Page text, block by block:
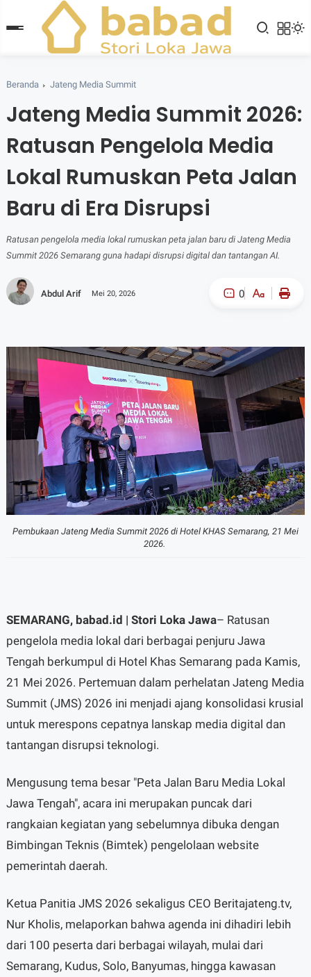
Beranda Jateng Media Summit
Jateng Media Summit 2026:
Ratusan Pengelola Media
Lokal Rumuskan Peta Jalan
Baru di Era Disrupsi
Ratusan pengelola media lokal rumuskan peta jalan baru di Jateng Media
Summit 2026 Semarang guna hadapi disrupsi digital dan tantangan AI.
Abdul Arif Mei 20, 2026 0
A- A+
Pembukaan Jateng Media Summit 2026 di Hotel KHAS Semarang, 21 Mei
2026.
SEMARANG, babad.id | Stori Loka Jawa– Ratusan
pengelola media lokal dari berbagai penjuru Jawa
Tengah berkumpul di Hotel Khas Semarang pada Kamis,
21 Mei 2026. Pertemuan dalam perhelatan Jateng Media
Summit (JMS) 2026 ini menjadi ajang konsolidasi krusial
untuk merespons cepatnya lanskap media digital dan
tantangan disrupsi teknologi.
Mengusung tema besar "Peta Jalan Baru Media Lokal
Jawa Tengah", acara ini merupakan puncak dari
rangkaian kegiatan yang sebelumnya dibuka dengan
Bimbingan Teknis (Bimtek) pengelolaan website
pemerintah daerah.
Ketua Panitia JMS 2026 sekaligus CEO Beritajateng.tv,
Nur Kholis, melaporkan bahwa agenda ini dihadiri lebih
dari 100 peserta dari berbagai wilayah, mulai dari
Semarang, Kudus, Solo, Banyumas, hingga kawasan